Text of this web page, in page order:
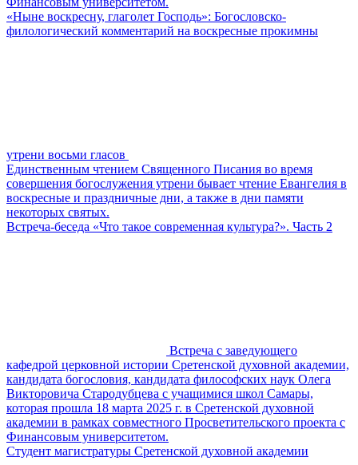
«Ныне воскресну, глаголет Господь»: Богословско-
филологический комментарий на воскресные прокимны
утрени восьми гласов
Единственным чтением Священного Писания во время
совершения богослужения утрени бывает чтение Евангелия в
воскресные и праздничные дни, а также в дни памяти
некоторых святых.
Встреча-беседа «Что такое современная культура?». Часть 2
Встреча с заведующего
кафедрой церковной истории Сретенской духовной академии,
кандидата богословия, кандидата философских наук Олега
Викторовича Стародубцева с учащимися школ Самары,
которая прошла 18 марта 2025 г. в Сретенской духовной
академии в рамках совместного Просветительского проекта с
Финансовым университетом.
Студент магистратуры Сретенской духовной академии